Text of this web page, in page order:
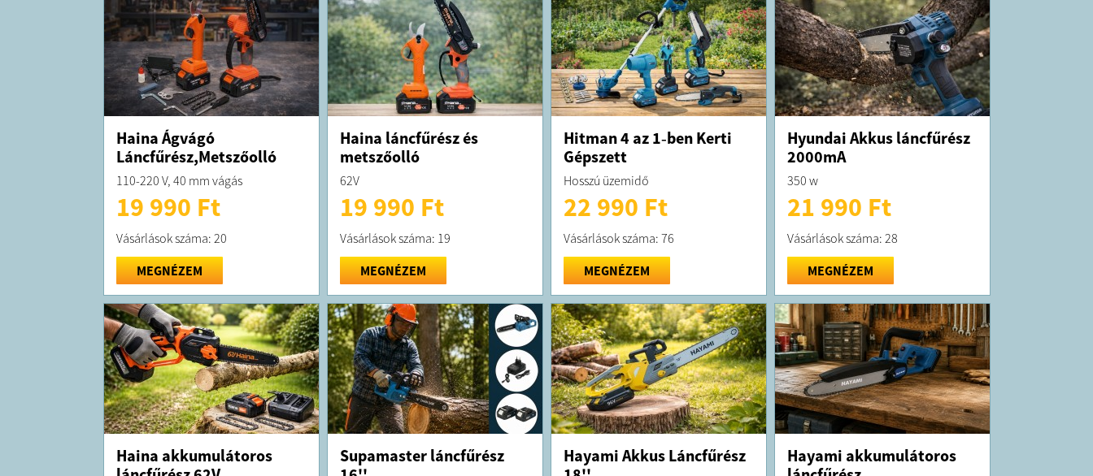
Haina Ágvágó
Láncfűrész,Metszőolló
110-220 V, 40 mm vágás
19 990 Ft
Vásárlások száma: 20
MEGNÉZEM
Haina láncfűrész és
metszőolló
62V
19 990 Ft
Vásárlások száma: 19
MEGNÉZEM
Hitman 4 az 1‑ben Kerti
Gépszett
Hosszú üzemidő
22 990 Ft
Vásárlások száma: 76
MEGNÉZEM
Hyundai Akkus láncfűrész
2000mA
350 w
21 990 Ft
Vásárlások száma: 28
MEGNÉZEM
Haina akkumulátoros
Supamaster láncfűrész
Hayami Akkus Láncfűrész
Hayami akkumulátoros